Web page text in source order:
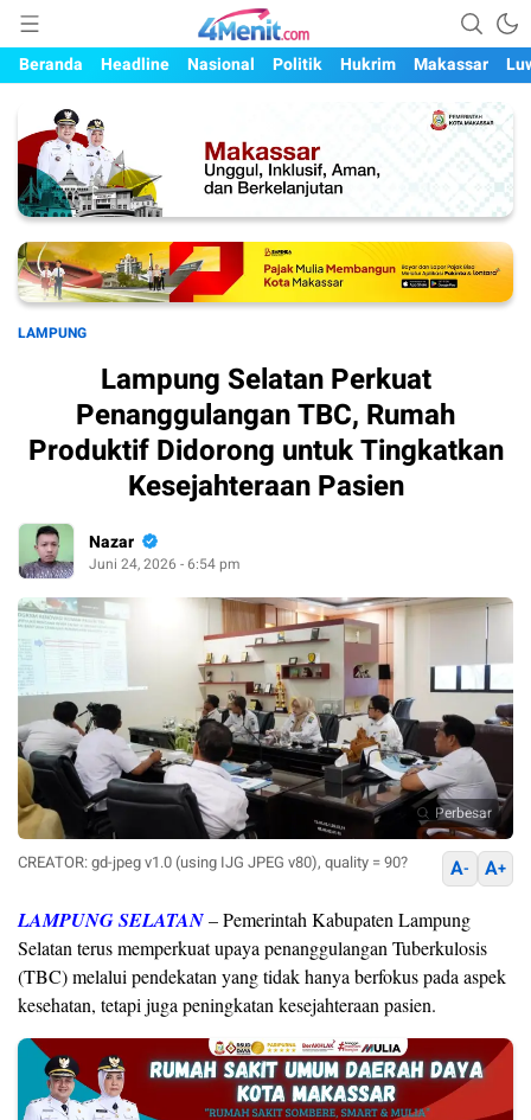
4menit.com
Mengungkap Kisah, Setiap Hari
Beranda
Headline Nasional Politik Hukrim Makassar
LAMPUNG
Lampung Selatan Perkuat
Penanggulangan TBC, Rumah
Produktif Didorong untuk Tingkatkan
Kesejahteraan Pasien
Nazar
Juni 24, 2026 - 6:54 pm
Perbesar
CREATOR: gd-jpeg v1.0 (using IJG JPEG v80), quality = 90? A- A+
LAMPUNG SELATAN– Pemerintah Kabupaten Lampung
Selatan terus memperkuat upaya penanggulangan Tuberkulosis
(TBC) melalui pendekatan yang tidak hanya berfokus pada aspek
kesehatan, tetapi juga peningkatan kesejahteraan pasien.